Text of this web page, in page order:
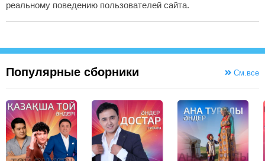
реальному поведению пользователей сайта.
Популярные сборники См.все